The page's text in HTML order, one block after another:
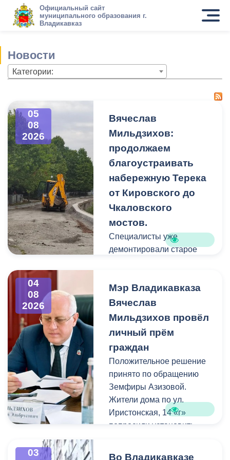
Официальный сайт
муниципального образования г.
Владикавказ
Новости
Категории:
05
08
2026
Вячеслав
Мильдзихов:
продолжаем
благоустраивать
набережную Терека
от Кировского до
Чкаловского
мостов.
Специалисты уже
демонтировали старое
рабочие устанавливают
бордюры и поребрики,
готовят основания
укладке брусчатки. Сейчас
специалисты
обустраивают основание
ограждения. Парапет
выполнен из
архитектурного бетона.
Как и на других участках
с металлическими
04
08
2026
Мэр Владикавказа
Вячеслав
Мильдзихов провёл
личный прём
граждан
Положительное решение
принято по обращению
Земфиры Азизовой.
Жители дома по ул.
Иристонская, 14 «г»
попросили установить
03
Во Владикавказе